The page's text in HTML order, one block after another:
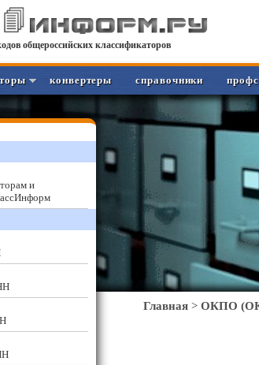
общероссийских классификаторов
конвертеры справочники
Главная > ОКПО (ОК
и